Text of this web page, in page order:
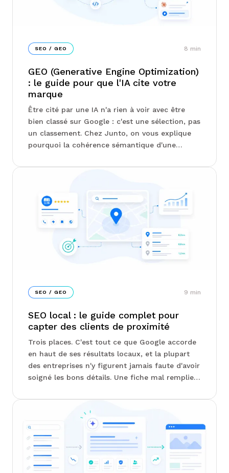
SEO / GEO 8 min
GEO (Generative Engine Optimization)
: le guide pour que l'IA cite votre
marque
Être cité par une IA n'a rien à voir avec être
bien classé sur Google : c'est une sélection, pas
un classement. Chez Junto, on vous explique
pourquoi la cohérence sémantique d'une
volume de contenu, et comment mesurer ce
SEO / GEO 9 min
SEO local : le guide complet pour
capter des clients de proximité
Trois places. C'est tout ce que Google accorde
en haut de ses résultats locaux, et la plupart
des entreprises n'y figurent jamais faute d'avoir
soigné les bons détails. Une fiche mal remplie,
différemment ici et là : autant de signaux qui
vous écartent de la course. Notre équipe Junto
passe en revue ce qui fait vraiment basculer un
classement local...